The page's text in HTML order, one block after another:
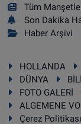
Tüm
Son Dakika
Haber Arşivi
HOLLANDA
DÜNYA
FOTO GALERİ
ALGEMENE
Çerez Politikası